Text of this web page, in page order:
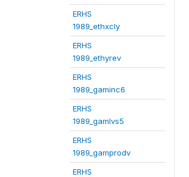
ERHS
1989_ethxcly
ERHS
1989_ethyrev
ERHS
1989_gaminc6
ERHS
1989_gamlvs5
ERHS
1989_gamprodv
ERHS